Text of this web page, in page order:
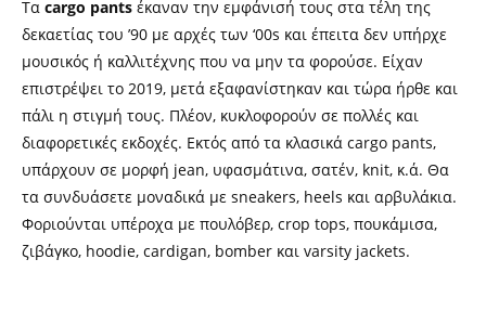
Τα cargo pants έκαναν την εμφάνισή τους στα τέλη της
δεκαετίας του ’90 με αρχές των ‘00s και έπειτα δεν υπήρχε
μουσικός ή καλλιτέχνης που να μην τα φορούσε. Είχαν
επιστρέψει το 2019, μετά εξαφανίστηκαν και τώρα ήρθε και
πάλι η στιγμή τους. Πλέον, κυκλοφορούν σε πολλές και
διαφορετικές εκδοχές. Εκτός από τα κλασικά cargo pants,
υπάρχουν σε μορφή jean, υφασμάτινα, σατέν, knit, κ.ά. Θα
τα συνδυάσετε μοναδικά με sneakers, heels και αρβυλάκια.
Φοριούνται υπέροχα με πουλόβερ, crop tops, πουκάμισα,
ζιβάγκο, hoodie, cardigan, bomber και varsity jackets.